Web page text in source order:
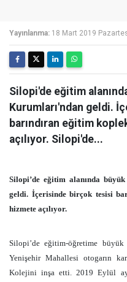
Yayınlanma: 18 Mart 2019
Silopi'de eğitim
Kurumları'ndan geldi.
barındıran eğitim
açılıyor. Silopi'de...
Silopi’de eğitim alanında
geldi. İçerisinde birçok tesisi
hizmete açılıyor.
Silopi’de eğitim-öğretime
Yenişehir Mahallesi otogarın
Kolejini inşa etti. 2019 Eylül